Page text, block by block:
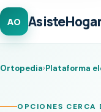
AO AsisteHogar
Ortopedia›Plataforma
OPCIONES CERCA